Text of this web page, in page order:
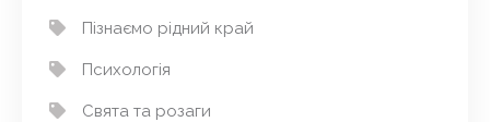
Пізнаємо рідний край
Психологія
Свята та розаги